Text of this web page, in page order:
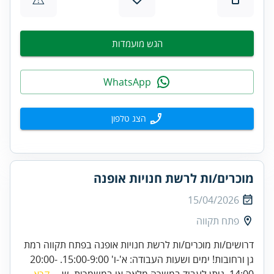
הגש מועמדות
הצג טלפון
מוכרים/ות לרשת חנויות אופנה
15/04/2026
פתח תקווה
דרושים/ות מוכרים/ות לרשת חנויות אופנה בפתח תקווה רמת
גן ורחובות! ימים ושעות העבודה: א'-ו' 15:00-9:00. 20:00-